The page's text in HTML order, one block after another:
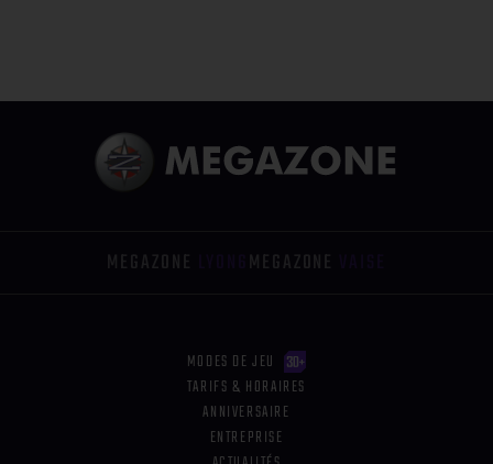
MEGAZONE MEGAZONE
MODES DE JEU
TARIFS & HORAIRES
ANNIVERSAIRE
ENTREPRISE